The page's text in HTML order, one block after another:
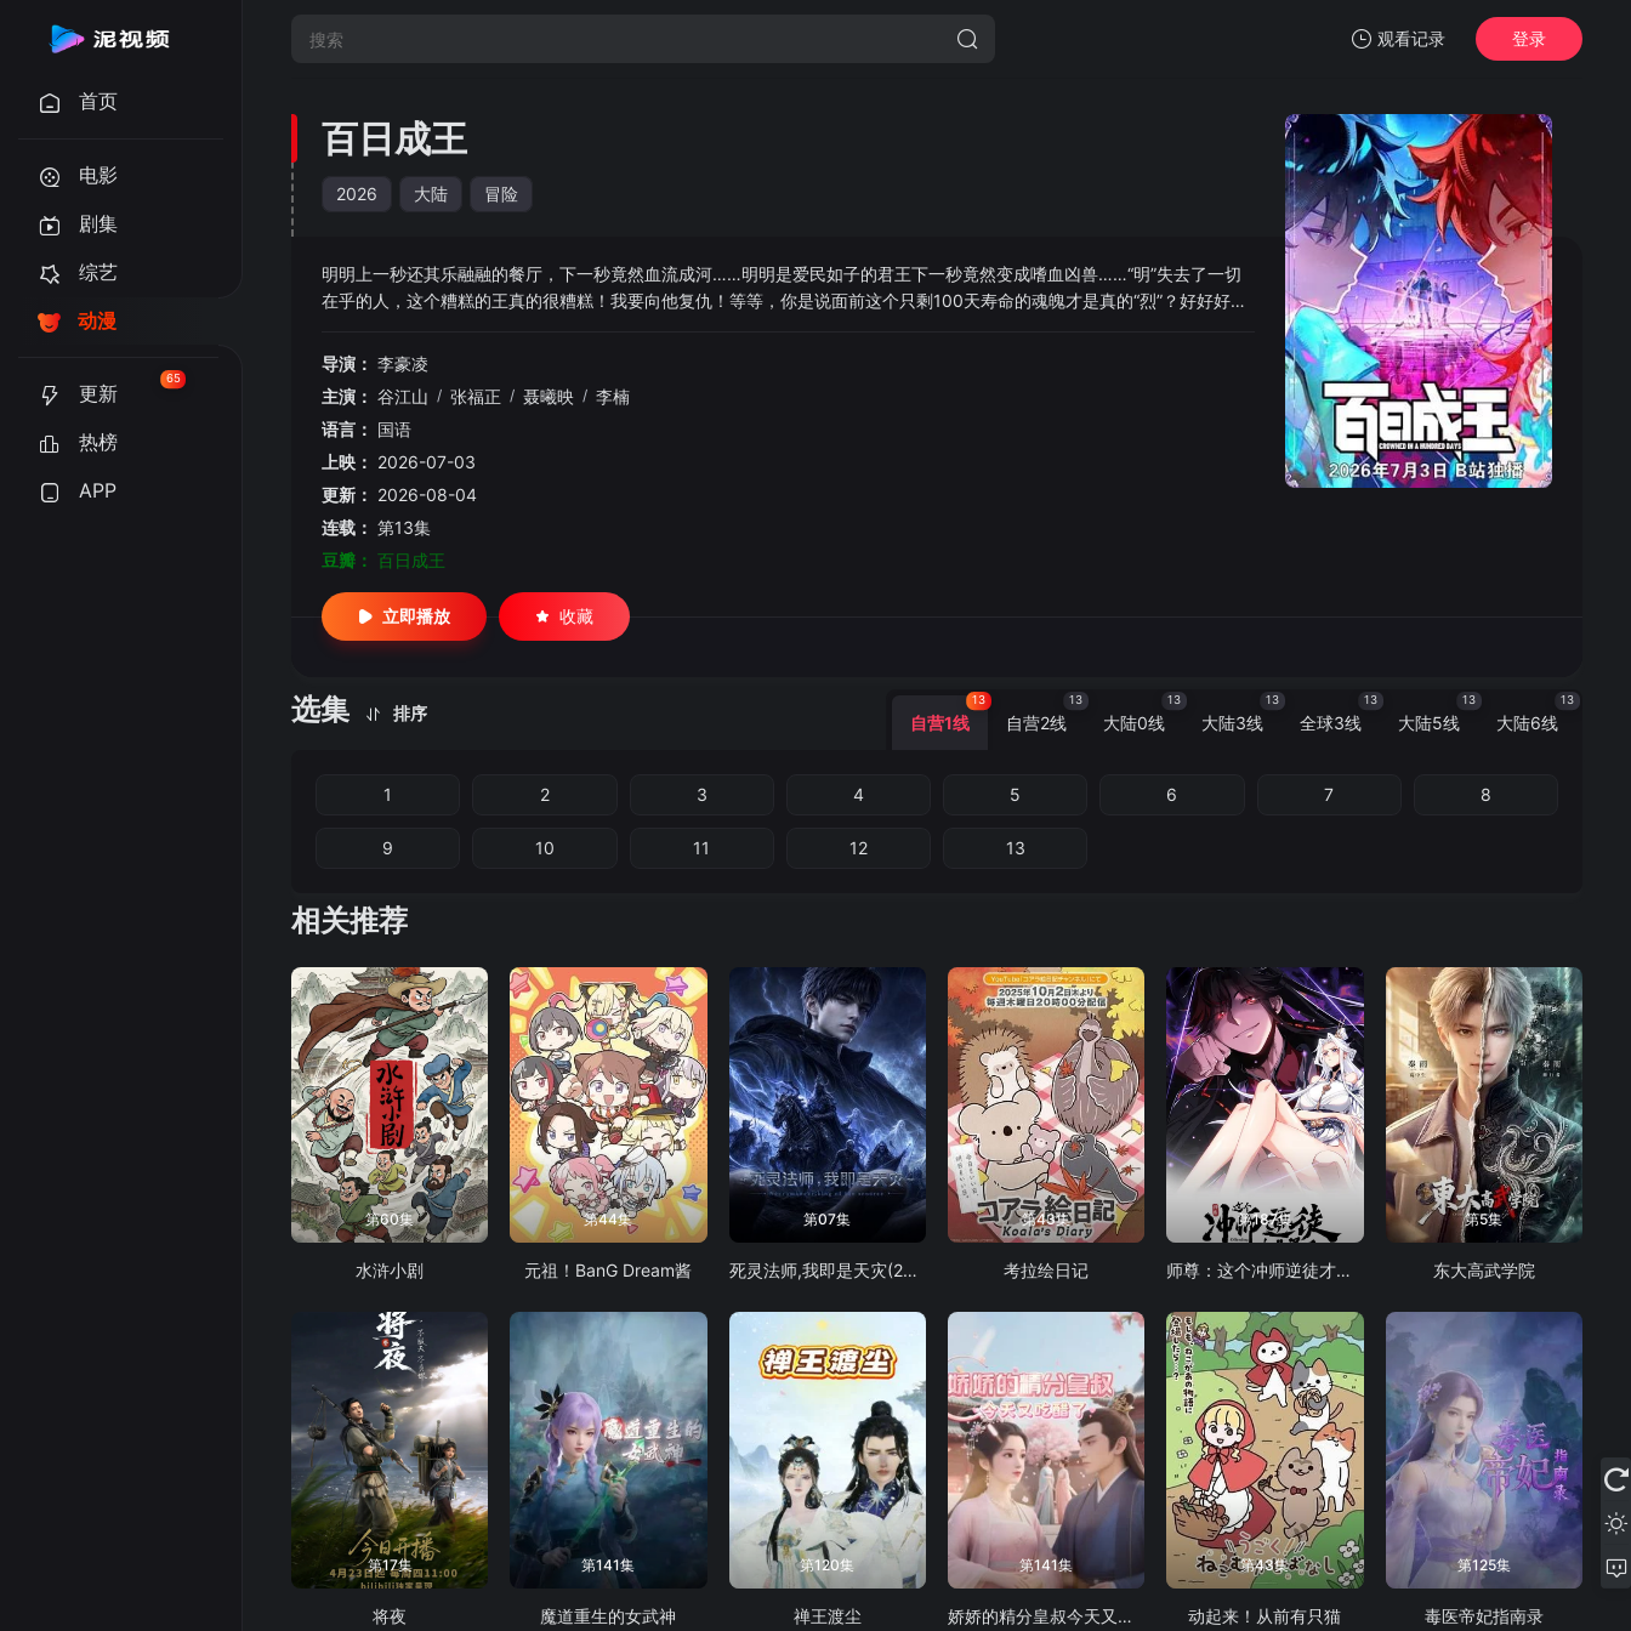
观看记录
暂无观看影片的记录
登录
首页
电影
剧集
综艺
动漫
更新
65
热榜
APP
百日成王
2026 大陆 冒险
明明上一秒还其乐融融的餐厅，下一秒竟然血流成河……明明是爱民如子的君王下一秒竟然变成嗜血凶兽……“明”失去了一切
在乎的人，这个糟糕的王真的很糟糕！我要向他复仇！等等，你是说面前这个只剩100天寿命的魂魄才是真的“烈”？好好好！
导演： 李豪凌
主演： 谷江山 / 张福正 / 聂曦映 / 李楠
语言： 国语
上映： 2026-07-03
更新： 2026-08-04
连载： 第13集
豆瓣： 百日成王
立即播放 收藏
选集 排序 自营1线
13
自营2线
13
大陆0线
13
大陆3线
13
全球3线
13
大陆5线
13
大陆6线
13
1 2 3 4 5 6 7 8
9 10 11 12 13
相关推荐
第60集
水浒小剧
第44集
元祖！BanG Dream酱
第07集
死灵法师,我即是天灾(2026)
第43集
考拉绘日记
第187集
师尊：这个冲师逆徒才不是圣子 动态漫画
第5集
东大高武学院
第17集
将夜
第141集
魔道重生的女武神
第120集
禅王渡尘
第141集
娇娇的精分皇叔今天又吃醋了
第43集
动起来！从前有只猫
第125集
毒医帝妃指南录